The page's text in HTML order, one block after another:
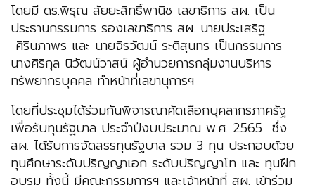
โดยมี ดร.พิรุณ สัยยะสิทธิ์พานิช เลขาธิการ สผ. เป็น
ประธานกรรมการ รองเลขาธิการ สผ. นายประเสริฐ
ศิรินภาพร และ นายจิรวัฒน์ ระติสุนทร เป็นกรรมการ
นางศิริกุล นิวัฒน์วาสน์ ผู้อำนวยการกลุ่มงานบริหาร
ทรัพยากรบุคคล ทำหน้าที่เลขานุการฯ
โดยที่ประชุมได้ร่วมกันพิจารณาคัดเลือกบุคลากรภาครัฐ
เพื่อรับทุนรัฐบาล ประจำปีงบประมาณ พ.ศ. 2565 ซึ่ง
สผ. ได้รับการจัดสรรทุนรัฐบาล รวม 3 ทุน ประกอบด้วย
ทุนศึกษาระดับปริญญาเอก ระดับปริญญาโท และ ทุนฝึก
อบรม ทั้งนี้ มีคณะกรรมการฯ และเจ้าหน้าที่ สผ. เข้าร่วม